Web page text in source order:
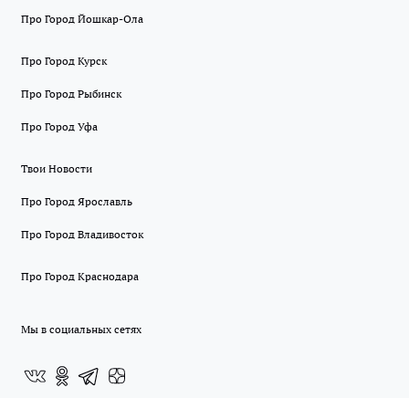
Про Город Йошкар-Ола
Про Город Курск
Про Город Рыбинск
Про Город Уфа
Твои Новости
Про Город Ярославль
Про Город Владивосток
Про Город Краснодара
Мы в социальных сетях